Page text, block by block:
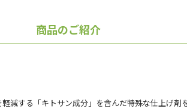
商品のご紹介
減する「キトサン成分」を含んだ特殊な仕上げ